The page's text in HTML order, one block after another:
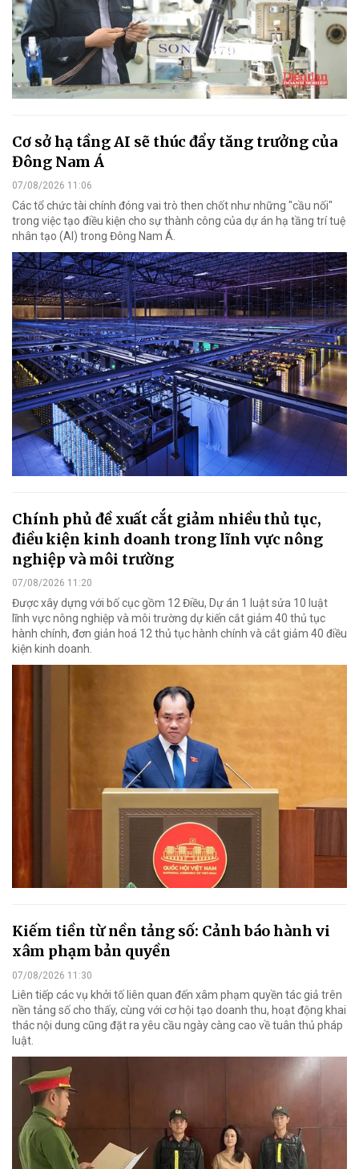
Cơ sở hạ tầng AI sẽ thúc đẩy tăng trưởng của
Đông Nam Á
07/08/2026 11:06
Các tổ chức tài chính đóng vai trò then chốt như những "cầu nối"
trong việc tạo điều kiện cho sự thành công của dự án hạ tầng trí tuệ
nhân tạo (AI) trong Đông Nam Á.
Chính phủ đề xuất cắt giảm nhiều thủ tục,
điều kiện kinh doanh trong lĩnh vực nông
nghiệp và môi trường
07/08/2026 11:20
Được xây dựng với bố cục gồm 12 Điều, Dự án 1 luật sửa 10 luật
lĩnh vực nông nghiệp và môi trường dự kiến cắt giảm 40 thủ tục
hành chính, đơn giản hoá 12 thủ tục hành chính và cắt giảm 40 điều
kiện kinh doanh.
Kiếm tiền từ nền tảng số: Cảnh báo hành vi
xâm phạm bản quyền
07/08/2026 11:30
Liên tiếp các vụ khởi tố liên quan đến xâm phạm quyền tác giả trên
nền tảng số cho thấy, cùng với cơ hội tạo doanh thu, hoạt động khai
thác nội dung cũng đặt ra yêu cầu ngày càng cao về tuân thủ pháp
luật.